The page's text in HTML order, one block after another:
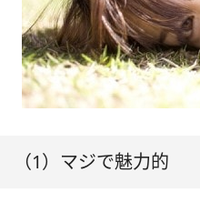
（1）マジで魅力的